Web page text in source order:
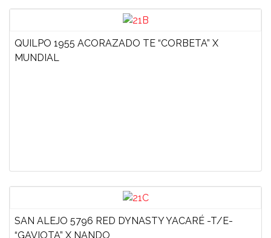
QUILPO 1955 ACORAZADO TE “CORBETA” X
MUNDIAL
SAN ALEJO 5796 RED DYNASTY YACARÉ -T/E-
“GAVIOTA” X NANDO